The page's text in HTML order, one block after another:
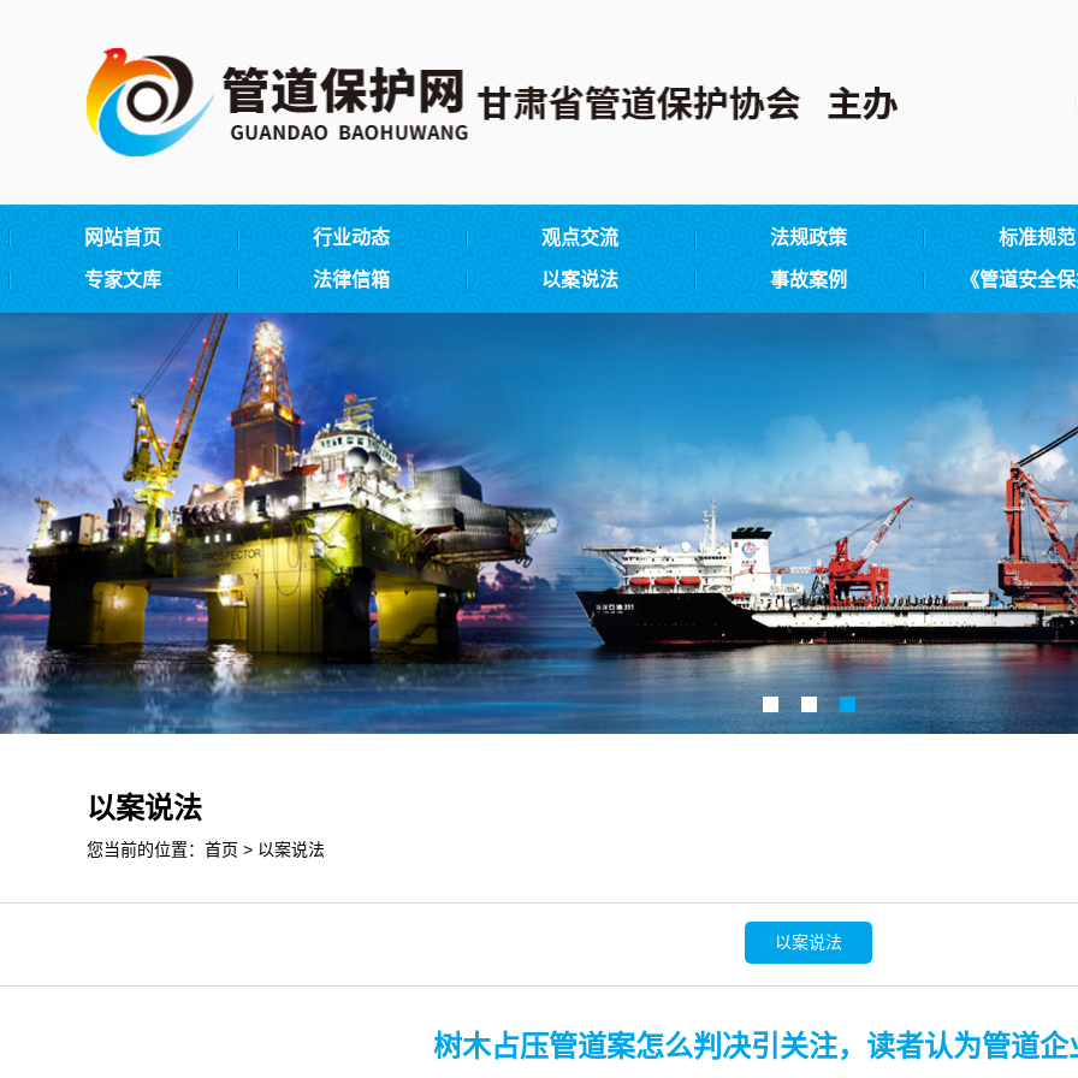
网站首页 行业动态 观点交流 法规政策 标准规范
专家文库 法律信箱 以案说法 事故案例 《管道安全
以案说法
您当前的位置： 首页 > 以案说法
以案说法
树木占压管道案怎么判决引关注，读者认为管道企